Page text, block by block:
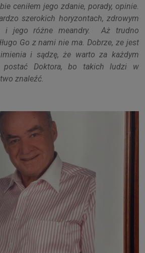
ceniłem jego zdanie, porady, opinie.
szerokich horyzontach, zdrowym
i jego różne meandry. Aż trudno
Go z nami nie ma. Dobrze, ze jest
i sądzę, że warto za każdym
postać Doktora, bo takich ludzi w
znaleźć.